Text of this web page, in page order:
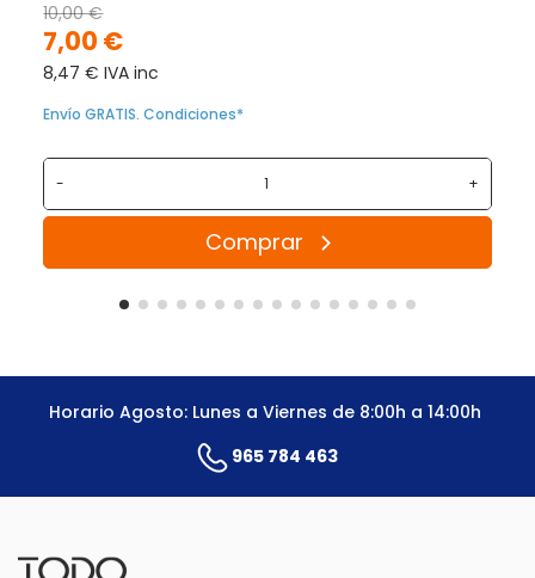
7,00 €
10,00 €
8,47 € IVA inc
Envío GRATIS. Condiciones*
- +
Comprar
Horario Agosto: Lunes a Viernes de 8:00h a 14:00h
965 784 463